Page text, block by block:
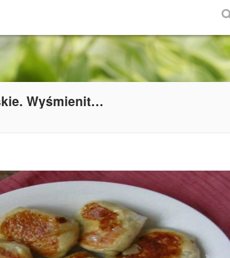
Ryżowe sakiewki a la pierogi ruskie. Wyśmienite, wegańskie.